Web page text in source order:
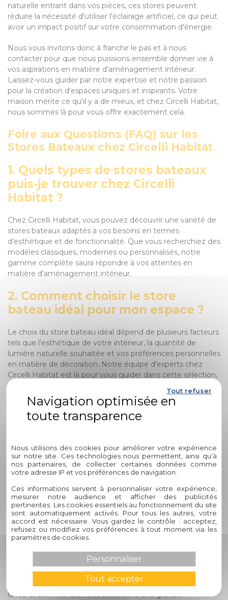
naturelle entrant dans vos pièces, ces stores peuvent
réduire la nécessité d'utiliser l'éclairage artificiel, ce qui peut
avoir un impact positif sur votre consommation d'énergie.
Nous vous invitons donc à franchir le pas et à nous
contacter pour que nous puissions ensemble donner vie à
vos aspirations en matière d'aménagement intérieur.
Laissez-vous guider par notre expertise et notre passion
pour la création d'espaces uniques et inspirants. Votre
maison mérite ce qu'il y a de mieux, et chez Circelli Habitat,
nous sommes là pour vous offrir exactement cela.
Foire aux Questions (FAQ) sur les
Stores Bateaux chez Circelli Habitat
1. Quels types de stores bateaux
puis-je trouver chez Circelli
Habitat ?
Chez Circelli Habitat, vous pouvez découvrir une variété de
stores bateaux adaptés à vos besoins en termes
d'esthétique et de fonctionnalité. Que vous recherchiez des
modèles classiques, modernes ou personnalisés, notre
gamme complète saura répondre à vos attentes en
matière d'aménagement intérieur.
2. Comment choisir le store
bateau idéal pour mon espace ?
Le choix du store bateau idéal dépend de plusieurs facteurs
tels que l'esthétique de votre intérieur, la quantité de
lumière naturelle souhaitée et vos préférences personnelles
en matière de décoration. Notre équipe d'experts chez
Circelli Habitat est là pour vous guider dans cette sélection,
en prenant en compte vos besoins spécifiques et vos
aspirations esthétiques.
3. Pourquoi opter pour des stores
de stores ?
Les stores bateaux offrent un équilibre subtil entre
esthétisme et fonctionnalité. Leur conception élégante et
leur capacité à filtrer la lumière tout en préservant l'intimité
en font un choix populaire pour de nombreux foyers. De
plus, leur personnalisation permet de les adapter
parfaitement à votre style et à vos besoins spécifiques.
4. Quelle est la garantie offerte
par Circelli Habitat sur ses stores
bateaux ?
Chez Circelli Habitat, nous accordons une grande
Nous utilisons des cookies pour améliorer votre expérience
sur notre site. Ces technologies nous permettent, ainsi qu'à
nos partenaires, de collecter certaines données comme
votre adresse IP et vos préférences de navigation.
Ces informations servent à personnaliser votre expérience,
mesurer notre audience et afficher des publicités
pertinentes. Les cookies essentiels au fonctionnement du site
sont automatiquement activés. Pour tous les autres, votre
accord est nécessaire. Vous gardez le contrôle : acceptez,
refusez ou modifiez vos préférences à tout moment via les
paramètres de cookies.
Tout accepter
Tout refuser
Personnaliser